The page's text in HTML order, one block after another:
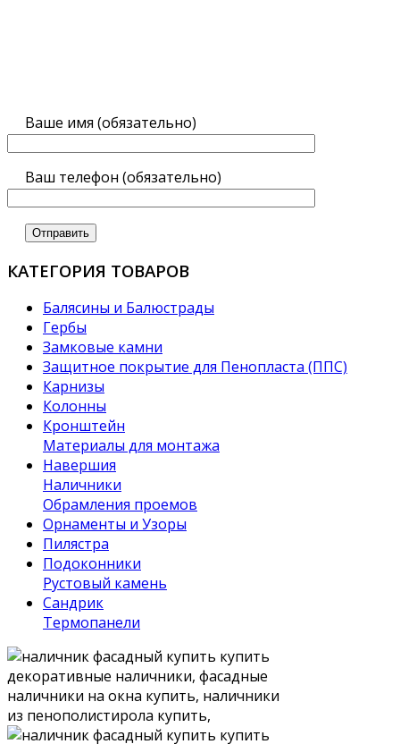
Ваше имя (обязательно)
Ваш телефон (обязательно)
КАТЕГОРИЯ ТОВАРОВ
Балясины и Балюстрады
Гербы
Замковые камни
Защитное покрытие для Пенопласта (ППС)
Карнизы
Колонны
Кронштейн
Материалы для монтажа
Навершия
Наличники
Обрамления проемов
Орнаменты и Узоры
Пилястра
Подоконники
Рустовый камень
Сандрик
Термопанели